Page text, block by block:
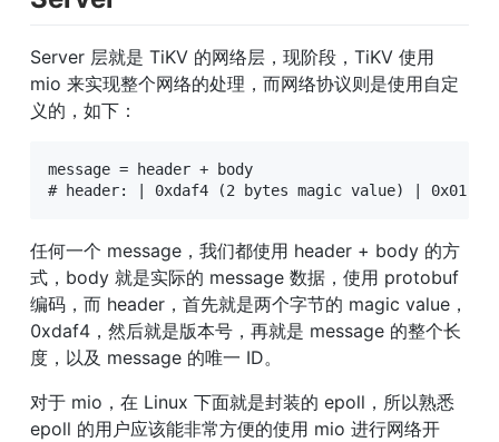
Server 层就是 TiKV 的网络层，现阶段，TiKV 使用
mio 来实现整个网络的处理，而网络协议则是使用自定
义的，如下：
message = header + body
# header: | 0xdaf4 (2 bytes magic value) | 0x01
任何一个 message，我们都使用 header + body 的方
式，body 就是实际的 message 数据，使用 protobuf
编码，而 header，首先就是两个字节的 magic value，
0xdaf4，然后就是版本号，再就是 message 的整个长
度，以及 message 的唯一 ID。
对于 mio，在 Linux 下面就是封装的 epoll，所以熟悉
epoll 的用户应该能非常方便的使用 mio 进行网络开